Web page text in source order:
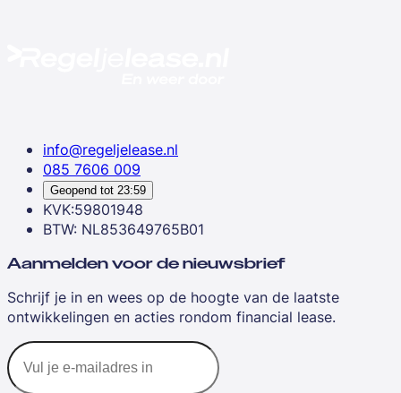
info@regeljelease.nl
085 7606 009
Geopend tot 23:59
KVK:59801948
BTW: NL853649765B01
Aanmelden voor de nieuwsbrief
Schrijf je in en wees op de hoogte van de laatste
ontwikkelingen en acties rondom financial lease.